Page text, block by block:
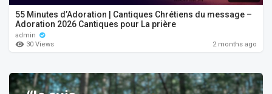
55 Minutes d’Adoration | Cantiques Chrétiens du message –
Adoration 2026 Cantiques pour La prière
admin
30 Views
2 months ago